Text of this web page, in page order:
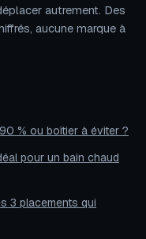
autrement. Des
aucune marque à
% ou boîtier à éviter ?
pour un bain chaud
3 placements qui